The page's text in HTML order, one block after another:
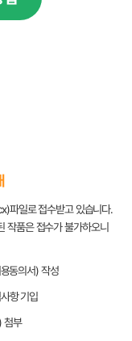
파일로 접수받고 있습니다.
작품은 접수가 불가하오니
동의서) 작성
항 기입
첨부